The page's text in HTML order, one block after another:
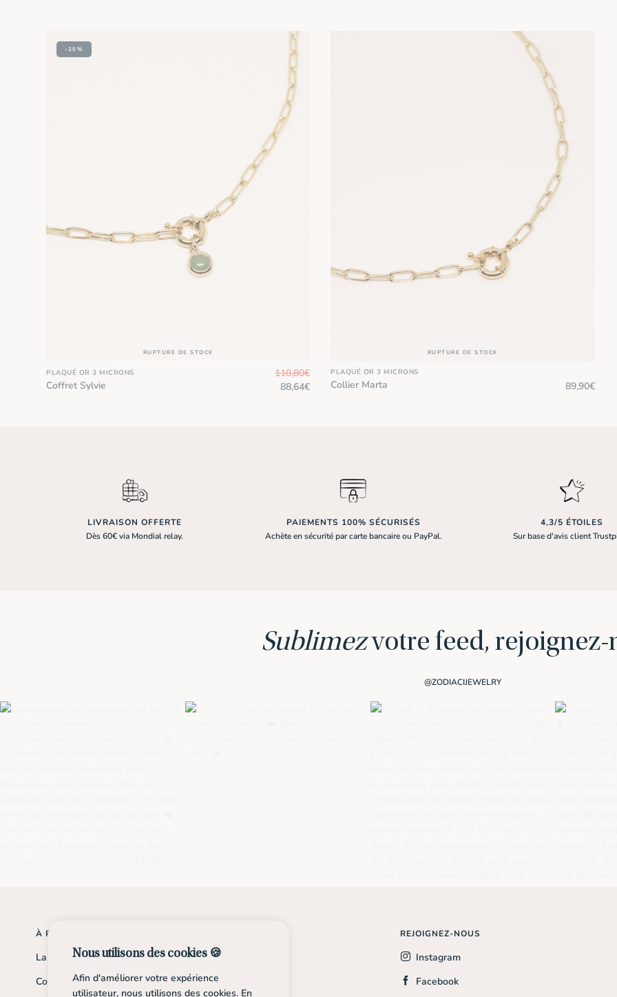
-20%
RUPTURE DE STOCK
PLAQUÉ OR 3 MICRONS
Coffret Sylvie
110,80€
Le
88,64€Le
RUPTURE DE STOCK
PLAQUÉ OR 3 MICRONS
Collier Marta 89,90€
LIVRAISON OFFERTE
Dès 60€ via Mondial relay.
PAIEMENTS 100% SÉCURISÉS
Achète en sécurité par carte bancaire ou PayPal.
4,3/5 ÉTOILES
Sur base d'avis client
Sublimezvotre feed, rejoignez-
@ZODIACIJEWELRY
À PROPOS
La marque
Contact
Suivre votre commande
Conseils d'entretien
REJOIGNEZ-NOUS
Instagram
Facebook
Nous utilisons des cookies 🍪
Afin d'améliorer votre expérience
utilisateur, nous utilisons des cookies. En